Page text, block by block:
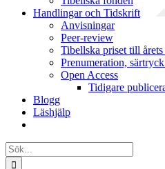
Handlingar och Tidskrift
Anvisningar
Peer-review
Tibellska priset till årets
Prenumeration,
Open Access
Tidigare
Blogg
Läshjälp
Sök
efter: